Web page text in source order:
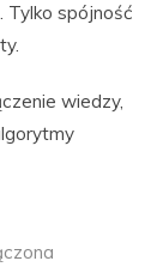
Tylko spójność
wiedzy,